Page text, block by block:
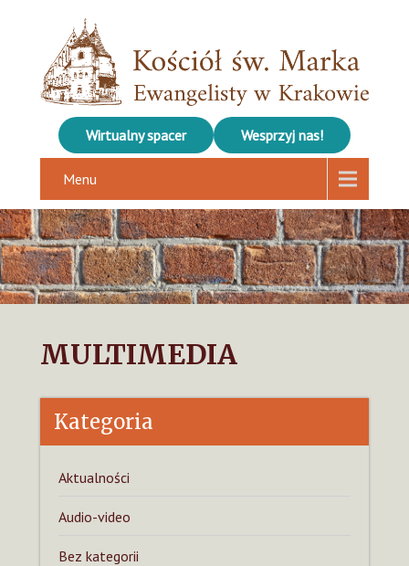
Wirtualny spacer Wesprzyj nas!
Menu
MULTIMEDIA
Kategoria
Aktualności
Audio-video
Bez kategorii